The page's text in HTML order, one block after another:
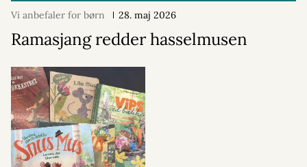
Vi anbefaler for børn 28. maj 2026
Ramasjang redder hasselmusen